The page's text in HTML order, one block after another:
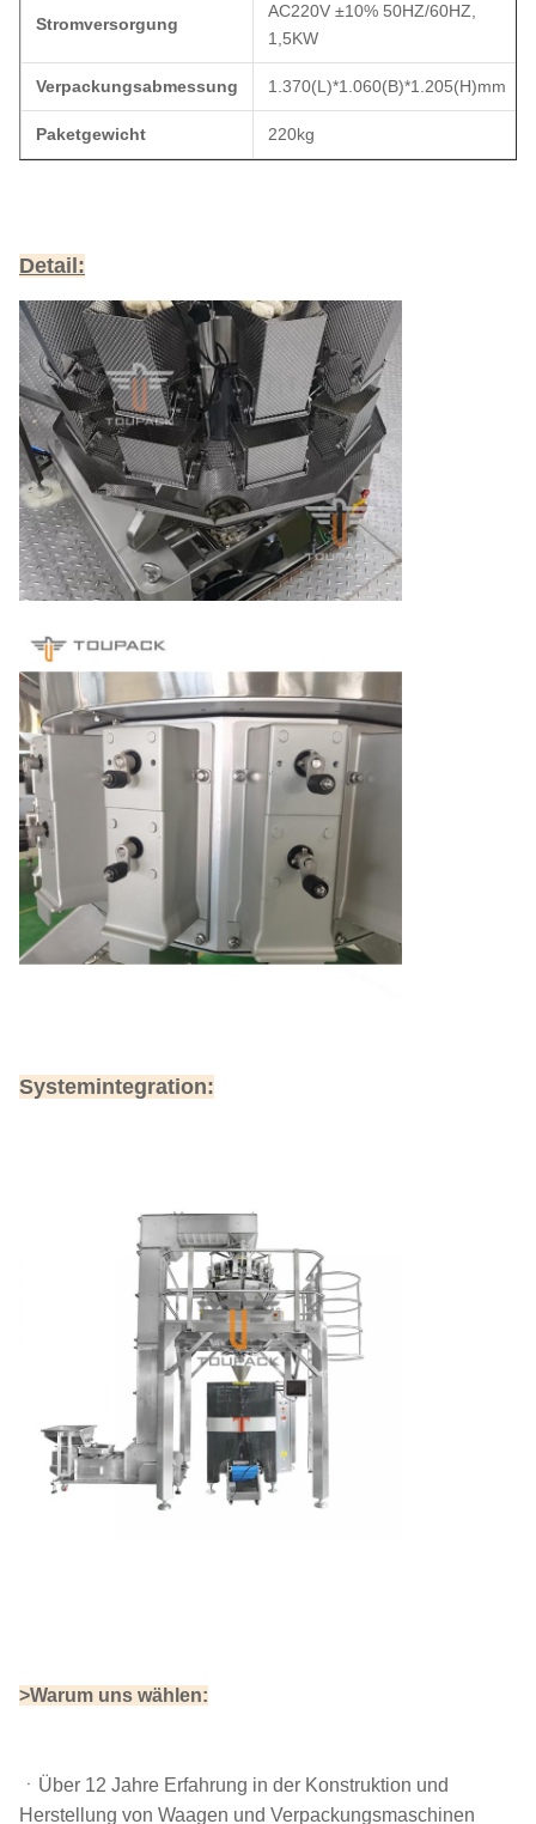
Stromversorgung
AC220V ±10% 50HZ/60HZ,
1,5KW
Verpackungsabmessung 1.370(L)*1.060(B)*1.205(H)mm
Paketgewicht 220kg
Detail:
Systemintegration:
>Warum uns wählen:
ㆍ Über 12 Jahre Erfahrung in der Konstruktion und
Herstellung von Waagen und Verpackungsmaschinen